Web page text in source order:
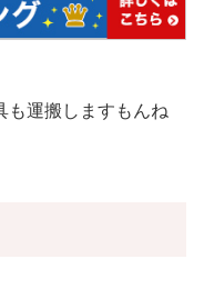
も運搬しますもんね